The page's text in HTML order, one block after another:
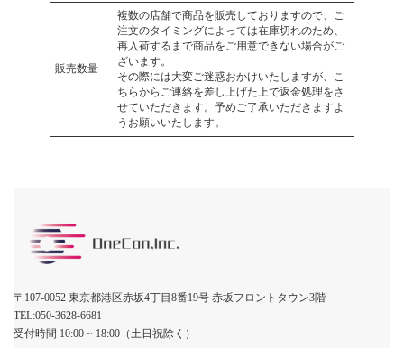
販売数量
複数の店舗で商品を販売しておりますので、ご
注文のタイミングによっては在庫切れのため、
再入荷するまで商品をご用意できない場合がご
ざいます。
その際には大変ご迷惑おかけいたしますが、こ
ちらからご連絡を差し上げた上で返金処理をさ
せていただきます。予めご了承いただきますよ
うお願いいたします。
〒107-0052 東京都港区赤坂4丁目8番19号 赤坂フロントタウン3階
TEL:050-3628-6681
受付時間 10:00 ~ 18:00（土日祝除く）